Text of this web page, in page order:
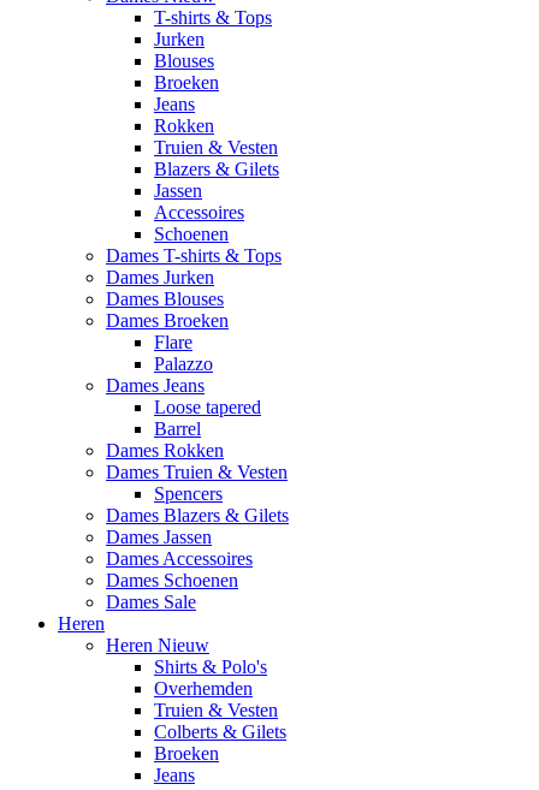
T-shirts & Tops
Jurken
Blouses
Broeken
Jeans
Rokken
Truien & Vesten
Blazers & Gilets
Jassen
Accessoires
Schoenen
Dames T-shirts & Tops
Dames Jurken
Dames Blouses
Dames Broeken
Flare
Palazzo
Dames Jeans
Loose tapered
Barrel
Dames Rokken
Dames Truien & Vesten
Spencers
Dames Blazers & Gilets
Dames Jassen
Dames Accessoires
Dames Schoenen
Dames Sale
Heren
Heren Nieuw
Shirts & Polo's
Overhemden
Truien & Vesten
Colberts & Gilets
Broeken
Jeans